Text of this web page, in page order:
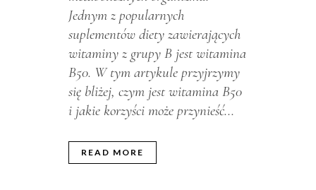
Jednym z popularnych
suplementów diety zawierających
witaminy z grupy B jest witamina
B50. W tym artykule przyjrzymy
się bliżej, czym jest witamina B50
i jakie korzyści może przynieść...
READ MORE